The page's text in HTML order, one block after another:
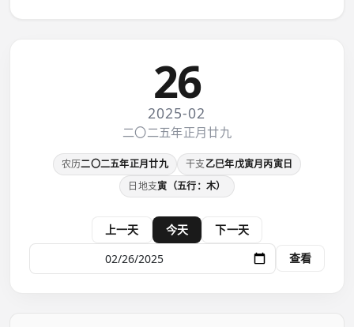
26
2025-02
二〇二五年正月廿九
农历二〇二五年正月廿九 干支乙巳年戊寅月丙寅日
日地支寅（五行：木）
上一天 今天
下一天
查看